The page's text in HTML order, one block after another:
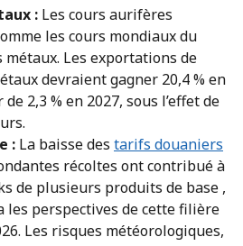
: Les cours aurifères
les cours mondiaux du
métaux. Les exportations de
devraient gagner 20,4 % en
2,3 % en 2027, sous l’effet de
: La baisse des tarifs douaniers
récoltes ont contribué à
de plusieurs produits de base ,
les perspectives de cette filière
Les risques météorologiques,